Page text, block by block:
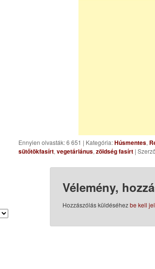
Ennyien olvasták: 6 651 | Kategória:Húsmentes,
sütőtökfasírt, vegetáriánus, zöldség fasírt |
Vélemény,
Hozzászólás küldéséhezbe kell